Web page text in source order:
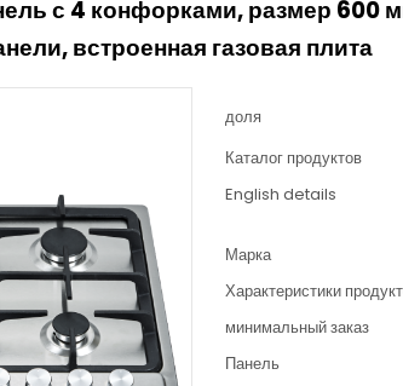
с 4 конфорками, размер 600
встроенная газовая плита
доля
Каталог продуктов
English details
Марка
Характеристики
минимальный заказ
Панель